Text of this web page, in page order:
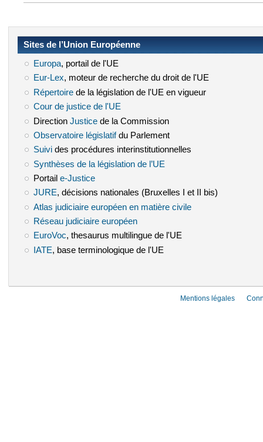
Sites de l’Union Européenne
Europa(le lien est externe)
, portail de l'UE
Eur-Lex(le lien est externe)
, moteur de recherche du droit de l'UE
Répertoire(le lien est externe)
de la législation de l'UE en vigueur
Cour de justice de l'UE
Direction Justice(le lien est externe)
de la Commission
Observatoire législatif(le lien est externe)
du Parlement
Suivi(le lien est externe)
des procédures interinstitutionnelles
Synthèses de la législation de l’UE
Portail e-Justice(le lien est externe)
JURE(le lien est externe)
, décisions nationales (Bruxelles I et II bis)
Atlas judiciaire européen en matière civile(le lien est externe)
Réseau judiciaire européen(le lien est externe)
EuroVoc(le lien est externe)
, thesaurus multilingue de l'UE
IATE (le lien est externe)
, base terminologique de l'UE
Mentions légales